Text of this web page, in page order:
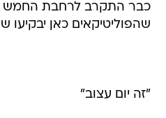
כבר התקרב לרחבת החמש
שהפוליטיקאים כאן יבקיעו
"זה יום עצוב"